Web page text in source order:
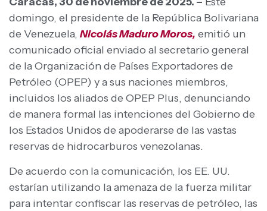
domingo, el presidente de la República Bolivariana
de Venezuela, Nicolás Maduro Moros, emitió un
comunicado oficial enviado al secretario general
de la Organización de Países Exportadores de
Petróleo (OPEP) y a sus naciones miembros,
incluidos los aliados de OPEP Plus, denunciando
de manera formal las intenciones del Gobierno de
los Estados Unidos de apoderarse de las vastas
reservas de hidrocarburos venezolanas.
De acuerdo con la comunicación, los EE. UU.
estarían utilizando la amenaza de la fuerza militar
para intentar confiscar las reservas de petróleo, las